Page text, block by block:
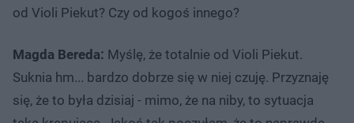
od Violi Piekut? Czy od kogoś innego?
Magda Bereda: Myślę, że totalnie od Violi Piekut.
Suknia hm... bardzo dobrze się w niej czuję. Przyznaję
się, że to była dzisiaj - mimo, że na niby, to sytuacja